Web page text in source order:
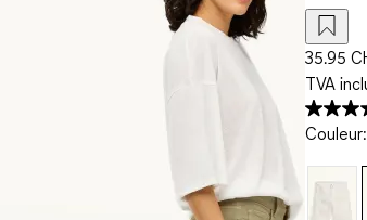
35.95
TVA
Couleur: